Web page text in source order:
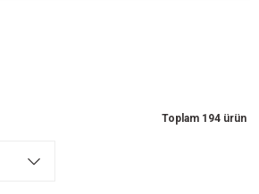
Toplam 194 ürün